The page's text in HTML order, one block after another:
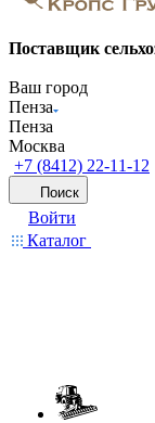
Поставщик
Ваш город
Пенза
Пенза
Москва
+7 (8412) 22-11-12
Поиск
Войти
Каталог